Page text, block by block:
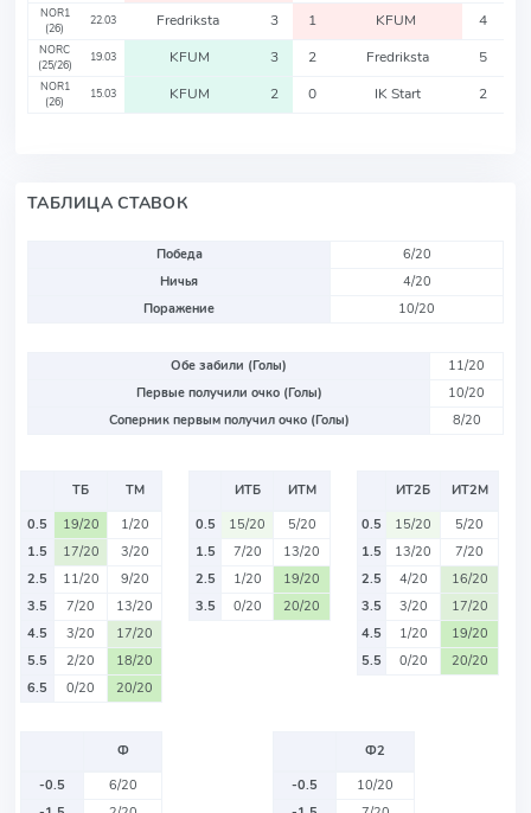
NOR1
(26)
22.03 Fredriksta 3 1 KFUM 4
NORC
(25/26)
19.03 KFUM 3 2 Fredriksta 5
NOR1
(26)
15.03 KFUM 2 0 IK Start 2
ТАБЛИЦА СТАВОК
Победа
6/20
Ничья
4/20
Поражение
10/20
Обе забили (Голы)
11/20
Первые получили очко (Голы)
10/20
Соперник первым получил очко (Голы)
8/20
ТБ
ТМ
0.5
19/20
1/20
1.5
17/20
3/20
2.5
11/20
9/20
3.5
7/20
13/20
4.5
3/20
17/20
5.5
2/20
18/20
6.5
0/20 20/20
ИТБ
ИТМ
0.5
15/20
5/20
1.5
7/20
13/20
2.5
1/20
19/20
3.5
0/20 20/20
ИТ2Б
ИТ2М
0.5
15/20
5/20
1.5
13/20
7/20
2.5
4/20
16/20
3.5
3/20
17/20
4.5
1/20
19/20
5.5
0/20 20/20
Ф
-0.5
6/20
Ф2
-0.5
10/20